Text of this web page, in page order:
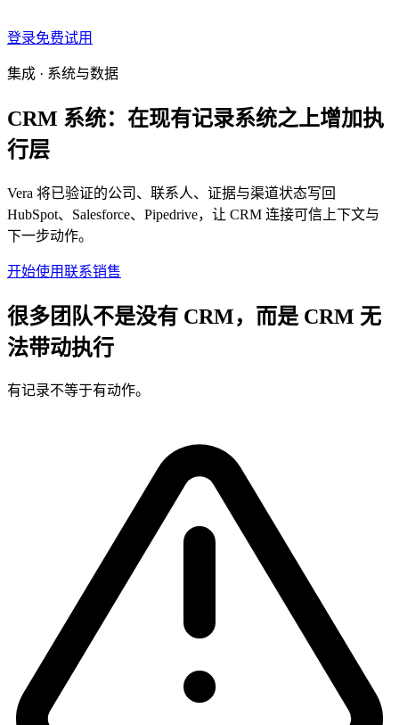
登录免费试用
集成 · 系统与数据
CRM 系统：在现有记录系统之上增加执
行层
Vera 将已验证的公司、联系人、证据与渠道状态写回
HubSpot、Salesforce、Pipedrive，让 CRM 连接可信上下文与
下一步动作。
开始使用联系销售
很多团队不是没有 CRM，而是 CRM 无
法带动执行
有记录不等于有动作。